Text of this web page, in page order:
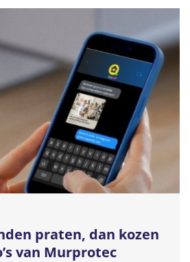
praten, dan kozen
van Murprotec